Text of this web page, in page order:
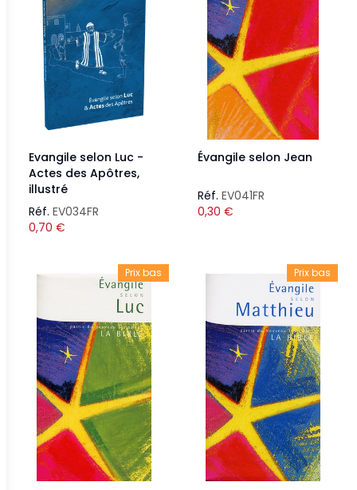
Evangile selon Luc -
Actes des Apôtres,
illustré
Réf. EV034FR
0,70 €
Évangile selon Jean
Réf. EV041FR
0,30 €
Prix bas Prix bas